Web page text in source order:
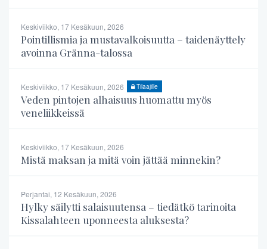
Keskiviikko, 17 Kesäkuun, 2026
Pointillismia ja mustavalkoisuutta – taidenäyttely
avoinna Gränna-talossa
Keskiviikko, 17 Kesäkuun, 2026 Tilaajille
Veden pintojen alhaisuus huomattu myös
veneliikkeissä
Keskiviikko, 17 Kesäkuun, 2026
Mistä maksan ja mitä voin jättää minnekin?
Perjantai, 12 Kesäkuun, 2026
Hylky säilytti salaisuutensa – tiedätkö tarinoita
Kissalahteen uponneesta aluksesta?